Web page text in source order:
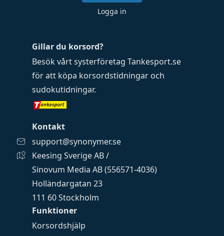
Funktioner
Korsordshjälp
Gillar du korsord?
Besök vårt systerföretag Tankesport.se
för att köpa korsordstidningar och
sudokutidningar.
Kontakt
support@synonymer.se
Keesing Sverige AB /
Sinovum Media AB (556571-4036)
Holländargatan 23
111 60 Stockholm
Logga in